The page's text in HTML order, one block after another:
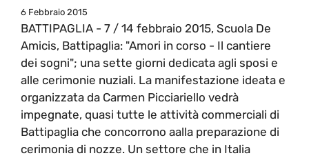
6 Febbraio 2015
BATTIPAGLIA - 7 / 14 febbraio 2015, Scuola De
Amicis, Battipaglia: "Amori in corso - Il cantiere
dei sogni"; una sette giorni dedicata agli sposi e
alle cerimonie nuziali. La manifestazione ideata e
organizzata da Carmen Picciariello vedrà
impegnate, quasi tutte le attività commerciali di
Battipaglia che concorrono aalla preparazione di
cerimonia di nozze. Un settore che in Italia